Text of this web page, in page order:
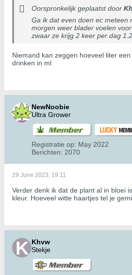
Oorspronkelijk geplaatst door
Ga ik dat even doen ec meteen
morgen weer blader voelen
zwaar ze krijg 2 keer per dag
Niemand kan zeggen hoeveel liter
drinken in ml
NewNoobie
Ultra Grower
Registratie op: May 2022
Berichten: 2070
29 June 2023, 19:11
Verder denk ik dat de plant al in bloei
kleur. Hoeveel witte haartjes tel je
Khvw
Stekje